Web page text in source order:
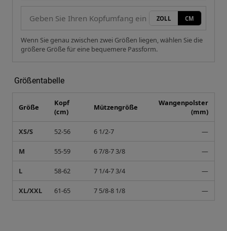
ZOLL CM
Wenn Sie genau zwischen zwei Größen liegen, wählen Sie die
größere Größe für eine bequemere Passform.
Größentabelle
Größe
Kopf
(cm)
Mützengröße
Wangenpolster
(mm)
XS/S 52-56 6 1/2-7 —
M 55-59 6 7/8-7 3/8 —
L 58-62 7 1/4-7 3/4 —
XL/XXL 61-65 7 5/8-8 1/8 —